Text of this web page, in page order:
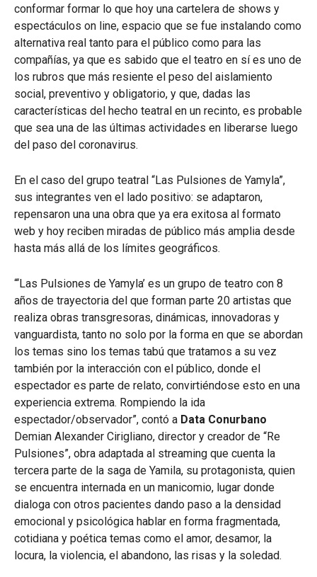
conformar formar lo que hoy una cartelera de shows y
espectáculos on line, espacio que se fue instalando como
alternativa real tanto para el público como para las
compañías, ya que es sabido que el teatro en sí es uno de
los rubros que más resiente el peso del aislamiento
social, preventivo y obligatorio, y que, dadas las
características del hecho teatral en un recinto, es probable
que sea una de las últimas actividades en liberarse luego
del paso del coronavirus.
En el caso del grupo teatral “Las Pulsiones de Yamyla”,
sus integrantes ven el lado positivo: se adaptaron,
repensaron una una obra que ya era exitosa al formato
web y hoy reciben miradas de público más amplia desde
hasta más allá de los límites geográficos.
“‘Las Pulsiones de Yamyla’ es un grupo de teatro con 8
años de trayectoria del que forman parte 20 artistas que
realiza obras transgresoras, dinámicas, innovadoras y
vanguardista, tanto no solo por la forma en que se abordan
los temas sino los temas tabú que tratamos a su vez
también por la interacción con el público, donde el
espectador es parte de relato, convirtiéndose esto en una
experiencia extrema. Rompiendo la ida
espectador/observador”, contó a Data Conurbano
Demian Alexander Cirigliano, director y creador de “Re
Pulsiones”, obra adaptada al streaming que cuenta la
tercera parte de la saga de Yamila, su protagonista, quien
se encuentra internada en un manicomio, lugar donde
dialoga con otros pacientes dando paso a la densidad
emocional y psicológica hablar en forma fragmentada,
cotidiana y poética temas como el amor, desamor, la
locura, la violencia, el abandono, las risas y la soledad.